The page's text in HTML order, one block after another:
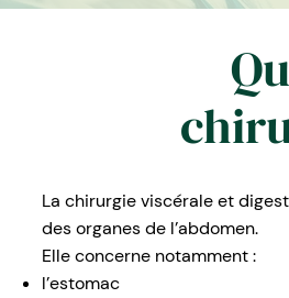
La chirurgie viscérale et
des organes de l’abdomen.
Elle concerne notamment :
l’estomac